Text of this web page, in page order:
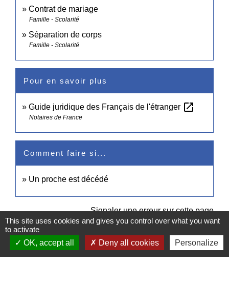
Contrat de mariage
Famille - Scolarité
Séparation de corps
Famille - Scolarité
Pour en savoir plus
Guide juridique des Français de l'étranger open_in_new
Notaires de France
Comment faire si...
Un proche est décédé
Signaler une erreur sur cette page
This site uses cookies and gives you control over what you want
to activate
OK, accept all
Deny all cookies Personalize